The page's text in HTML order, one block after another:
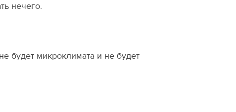
нечего.
будет микроклимата и не будет